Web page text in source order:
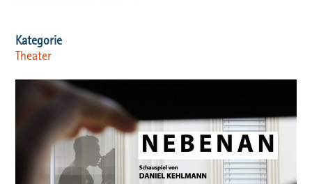
Theater